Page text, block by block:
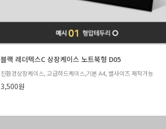
블랙 레더텍스C 상장케이스 노트북형 D05
친환경상장케이스, 고급하드케이스,기본 A4, 별사이즈 제작가능
3,500원